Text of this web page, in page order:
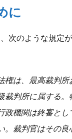
に
次のような規定が
権は、最高裁判
裁判所に属する
政機関は終審とし
。裁判官はその良